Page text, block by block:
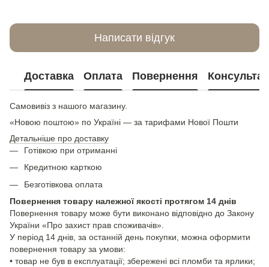
Написати відгук
Доставка Оплата Повернення
Самовивіз з нашого магазину.
«Новою поштою» по Україні — за тарифами Нової Пошти
Детальніше про доставку
Готівкою при отриманні
Кредитною карткою
Безготівкова оплата
Повернення товару належної якості протягом 14 днів
Повернення товару може бути виконано відповідно до Закону
України «Про захист прав споживачів».
У період 14 днів, за останній день покупки, можна оформити
повернення товару за умови:
• товар не був в експлуатації; збережені всі пломби та ярлики;